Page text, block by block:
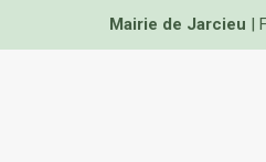
Mairie de Jarcieu |